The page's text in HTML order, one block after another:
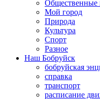
Общественные
Мой город
Природа
Культура
Спорт
Разное
Наш Бобруйск
бобруйская
справка
транспорт
расписание